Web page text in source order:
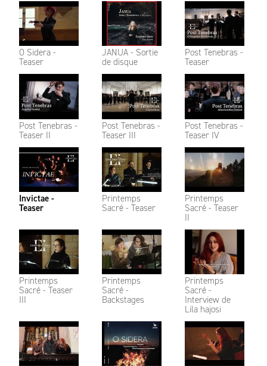
O Sidera -
Teaser
JANUA - Sortie
de disque
Post Tenebras -
Teaser
Post Tenebras -
Teaser II
Post Tenebras -
Teaser III
Post Tenebras -
Teaser IV
Invictae -
Teaser
Printemps
Sacré - Teaser
Printemps
Sacré - Teaser
II
Printemps
Sacré - Teaser
III
Printemps
Sacré -
Backstages
Printemps
Sacré -
Interview de
Lila hajosi